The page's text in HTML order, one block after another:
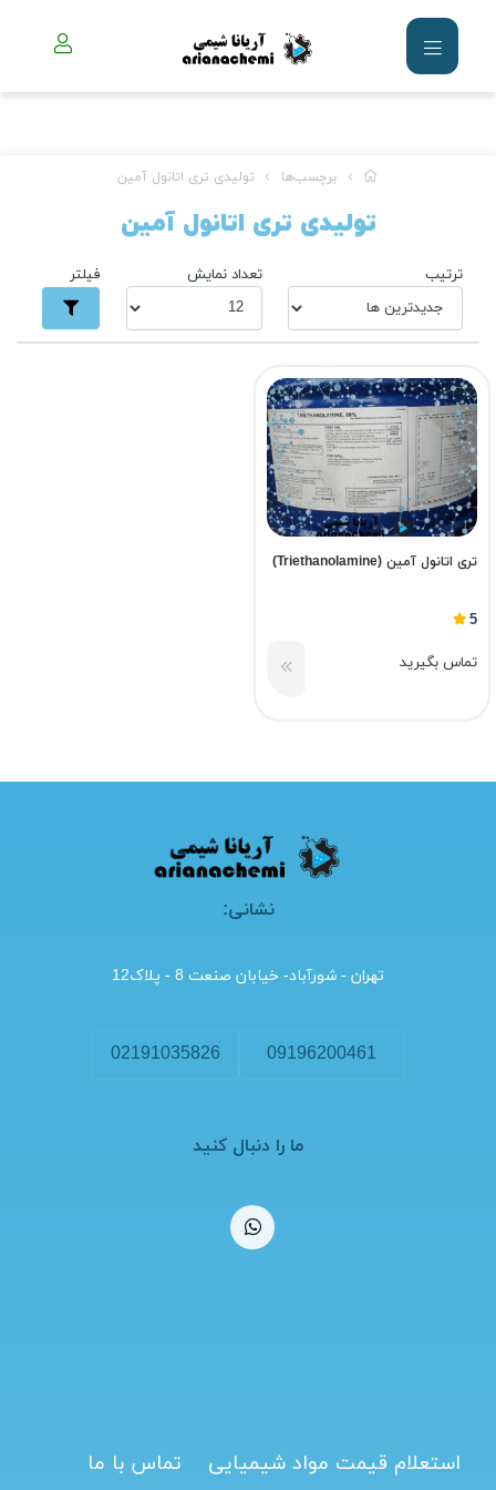
برچسب‌ها تولیدی تری‌ اتانول‌ آمین
تولیدی تری‌ اتانول‌ آمین
ترتیب تعداد نمایش فیلتر
تری‌ اتانول‌ آمین (Triethanolamine)
5
تماس بگیرید
نشانی:
تهران - شورآباد- خیابان صنعت 8 - پلاک12
09196200461
02191035826
ما را دنبال کنید
استعلام قیمت مواد شیمیایی تماس با ما